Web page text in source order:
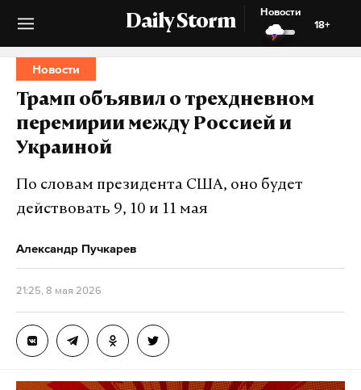
Daily Storm
Новости
18+
Новости
Трамп объявил о трехдневном
перемирии между Россией и
Украиной
По словам президента США, оно будет
действовать 9, 10 и 11 мая
Александр Пучкарев
21:25, 8 мая 2026